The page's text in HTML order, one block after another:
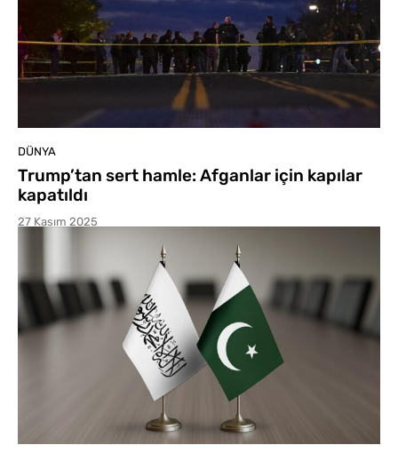
DÜNYA
Trump’tan sert hamle: Afganlar için kapılar
kapatıldı
27 Kasım 2025